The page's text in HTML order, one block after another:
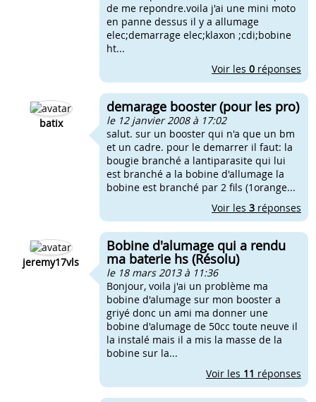
de me repondre.voila j'ai une mini moto
en panne dessus il y a allumage
elec;demarrage elec;klaxon ;cdi;bobine
ht...
Voir les 0 réponses
batix
demarage booster (pour les pro)
le 12 janvier 2008 à 17:02
salut. sur un booster qui n'a que un bm
et un cadre. pour le demarrer il faut: la
bougie branché a lantiparasite qui lui
est branché a la bobine d'allumage la
bobine est branché par 2 fils (1orange...
Voir les 3 réponses
jeremy17vls
Bobine d'alumage qui a rendu
ma baterie hs (Résolu)
le 18 mars 2013 à 11:36
Bonjour, voila j'ai un problème ma
bobine d'alumage sur mon booster a
griyé donc un ami ma donner une
bobine d'alumage de 50cc toute neuve il
la instalé mais il a mis la masse de la
bobine sur la...
Voir les 11 réponses